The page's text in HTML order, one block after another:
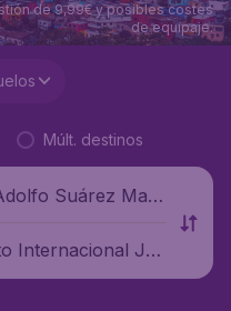
de 9,99€ y posibles costes
de equipaje.
Múlt. destinos
Suárez Madr
Internacional Jos
Ecuador